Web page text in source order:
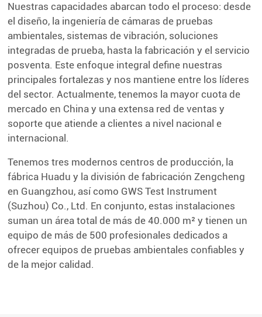
Nuestras capacidades abarcan todo el proceso: desde
el diseño, la ingeniería de cámaras de pruebas
ambientales, sistemas de vibración, soluciones
integradas de prueba, hasta la fabricación y el servicio
posventa. Este enfoque integral define nuestras
principales fortalezas y nos mantiene entre los líderes
del sector. Actualmente, tenemos la mayor cuota de
mercado en China y una extensa red de ventas y
soporte que atiende a clientes a nivel nacional e
internacional.
Tenemos tres modernos centros de producción, la
fábrica Huadu y la división de fabricación Zengcheng
en Guangzhou, así como GWS Test Instrument
(Suzhou) Co., Ltd. En conjunto, estas instalaciones
suman un área total de más de 40.000 m² y tienen un
equipo de más de 500 profesionales dedicados a
ofrecer equipos de pruebas ambientales confiables y
de la mejor calidad.